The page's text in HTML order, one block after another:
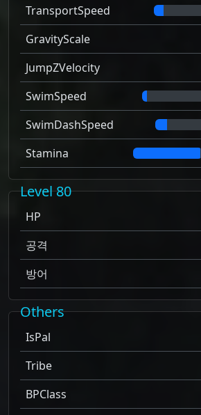
TransportSpeed
GravityScale
JumpZVelocity
SwimSpeed
SwimDashSpeed
Stamina
Level 80
HP
공격
방어
Others
IsPal
Tribe
BPClass